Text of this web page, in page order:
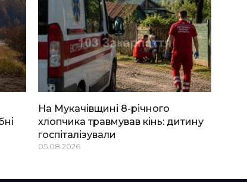
На Мукачівщині 8-річного
хлопчика травмував кінь: дитину
госпіталізували
05.08.2026